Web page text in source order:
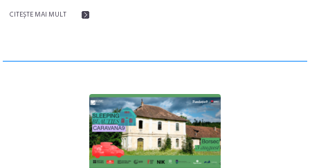
CITEŞTE MAI MULT